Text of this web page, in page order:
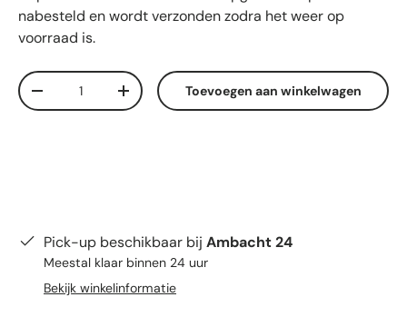
nabesteld en wordt verzonden zodra het weer op
voorraad is.
Aantal
Verlaag de hoeveelheidVerhoog de hoeveelheid
Toevoegen aan winkelwagen
Pick-up beschikbaar bij Ambacht 24
Meestal klaar binnen 24 uur
Bekijk winkelinformatie